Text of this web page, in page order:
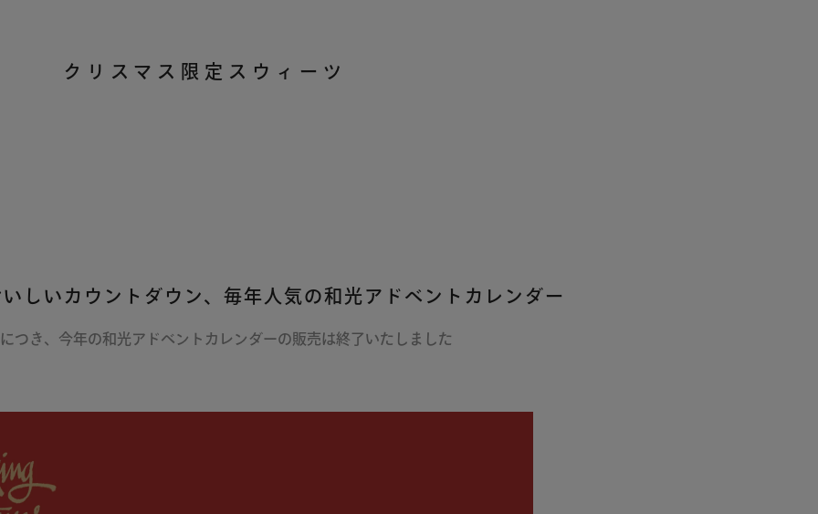
クリスマス限定スウィーツ
しいカウントダウン、毎年人気の和光アドベントカレンダー
つき、今年の和光アドベントカレンダーの販売は終了いたしました